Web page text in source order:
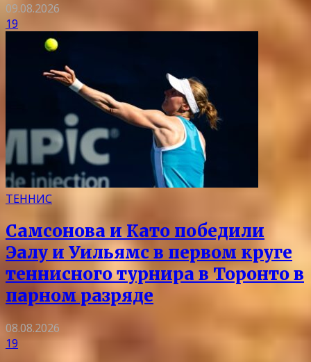
09.08.2026
19
ТЕННИС
Самсонова и Като победили
Эалу и Уильямс в первом круге
теннисного турнира в Торонто в
парном разряде
08.08.2026
19